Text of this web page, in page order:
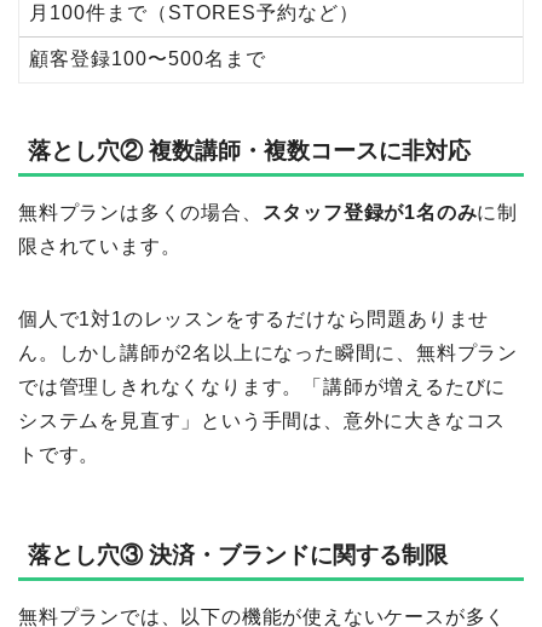
月100件まで（STORES予約など）
顧客登録100〜500名まで
落とし穴② 複数講師・複数コースに非対応
無料プランは多くの場合、 スタッフ登録が1名のみに制
限されています。
個人で1対1のレッスンをするだけなら問題ありませ
ん。しかし講師が2名以上になった瞬間に、無料プラン
では管理しきれなくなります。「講師が増えるたびに
システムを見直す」という手間は、意外に大きなコス
トです。
落とし穴③ 決済・ブランドに関する制限
無料プランでは、以下の機能が使えないケースが多く